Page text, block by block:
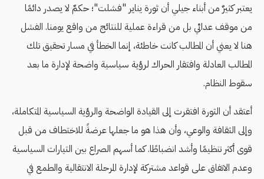
يعتبر كثيرٌ من أبناء جيلي أن ثورة يناير "فشلت"؛ حكمٌ لا يصدر دائمًا
من موقف عدائي بل من قراءة عملية للنتائج من واقع يومنا. الفشل
هنا لا يعني أن المطالب كانت خاطئة، إنما الخطأ في مسار تحقيق تلك
المطالب العادلة وافتقار الحراك لرؤية سياسية واضحة لإدارة ما بعد
سقوط النظام.
أعتقد أن الثورة افتقرت إلى القيادة الواضحة والرؤية السياسية المتكاملة،
وإلى الثقافة والوعي، وأن هذا هو ما جعلها عرضةً للاختطاف من قبل
قوى أكثر تنظيمًا وأشد انضباطًا. كما أسهم الصراع بين التيارات السياسية
وعدم الاتفاق على قواعد مشتركة لإدارة المرحلة الانتقالية والطمع في